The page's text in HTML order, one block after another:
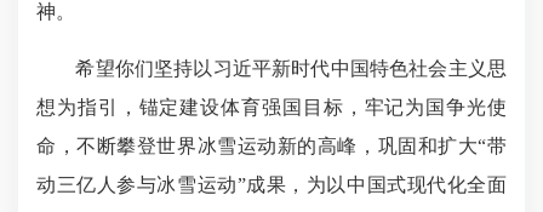
神。
希望你们坚持以习近平新时代中国特色社会主义思
想为指引，锚定建设体育强国目标，牢记为国争光使
命，不断攀登世界冰雪运动新的高峰，巩固和扩大“带
动三亿人参与冰雪运动”成果，为以中国式现代化全面